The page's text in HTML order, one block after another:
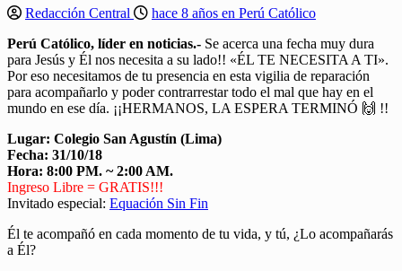
Redacción Central
hace 8 años en Perú Católico
Perú Católico, líder en noticias.- Se acerca una fecha muy dura
para Jesús y Él nos necesita a su lado!! «ÉL TE NECESITA A TI».
Por eso necesitamos de tu presencia en esta vigilia de reparación
para acompañarlo y poder contrarrestar todo el mal que hay en el
mundo en ese día. ¡¡HERMANOS, LA ESPERA TERMINÓ 🙌 !!
Lugar: Colegio San Agustín (Lima)
Fecha: 31/10/18
Hora: 8:00 PM. ~ 2:00 AM.
Ingreso Libre = GRATIS!!!
Invitado especial: Equación Sin Fin
Él te acompañó en cada momento de tu vida, y tú, ¿Lo acompañarás
a Él?